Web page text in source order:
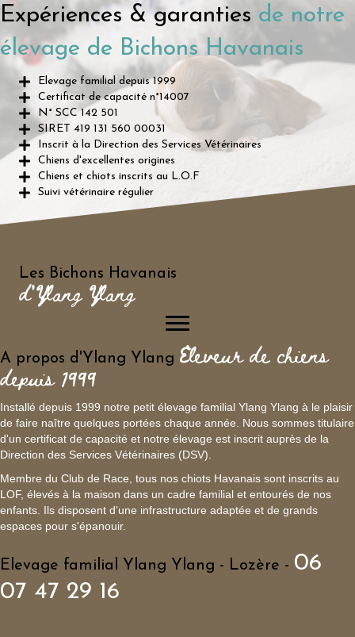
Expériences & garanties de notre
élevage de Bichons Havanais
Elevage familial depuis 1999
Certificat de capacité n°14007
N° SCC 142 501
SIRET 419 131 560 00031
Inscrit à la Direction des Services Vétérinaires
Chiens d'excellentes origines
Chiens et chiots inscrits au L.O.F
Suivi vétérinaire régulier
Les Bichons Havanais
d'Ylang Ylang
A propos d'Ylang Ylang Eleveur de chiens
depuis 1999
Installé depuis 1999 notre petit élevage familial Ylang Ylang à le plaisir
de faire naître quelques portées chaque année. Nous sommes titulaire
d'un certificat de capacité et notre élevage est inscrit auprès de la
Direction des Services Vétérinaires (DSV).
Membre du Club de Race, tous nos chiots Havanais sont inscrits au
LOF, élevés à la maison dans un cadre familial et entourés de nos
enfants. Ils disposent d'une infrastructure adaptée et de grands
espaces pour s'épanouir.
Elevage familial Ylang Ylang - Lozère - 06
07 47 29 16